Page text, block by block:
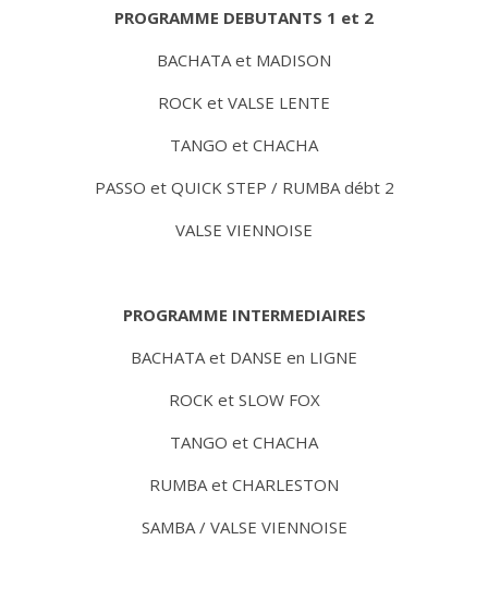
PROGRAMME DEBUTANTS 1 et 2
BACHATA et MADISON
ROCK et VALSE LENTE
TANGO et CHACHA
PASSO et QUICK STEP / RUMBA débt 2
VALSE VIENNOISE
PROGRAMME INTERMEDIAIRES
BACHATA et DANSE en LIGNE
ROCK et SLOW FOX
TANGO et CHACHA
RUMBA et CHARLESTON
SAMBA / VALSE VIENNOISE